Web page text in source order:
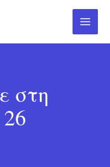
Main
Menu
στη